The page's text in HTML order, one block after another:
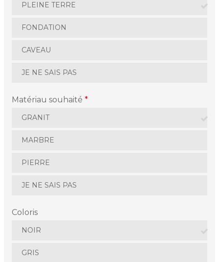
PLEINE TERRE
FONDATION
CAVEAU
JE NE SAIS PAS
Matériau souhaité*
GRANIT
MARBRE
PIERRE
JE NE SAIS PAS
Coloris
NOIR
GRIS